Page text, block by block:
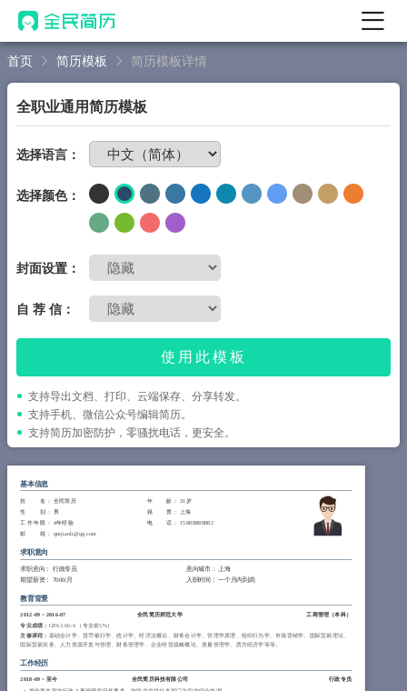
首页
AI 简历工具
AI 优化简历
AI 翻译简历
AI 诊断简历
AI 模拟面试
面试自我介绍
简历教程
登录 / 注册
首页 简历模板 简历模板详情
全职业通用简历模板
选择语言：
选择颜色：
封面设置：
自 荐 信：
使用此模板
支持导出文档、打印、云端保存、分享转发。
支持手机、微信公众号编辑简历。
支持简历加密防护，零骚扰电话，更安全。
基本信息
姓 名 ： 全民简历 年 龄 ： 31岁
性 别 ： 男 籍 贯 ： 上海
工作年限 ： 4年经验 电 话 ： 15888888882
邮 箱 ： qmjianli@qq.com
求职意向
求职意向： 行政专员 意向城市： 上海
期望薪资： 7000/月 入职时间：一个月内到岗
教育背景
2012-09 ~ 2016-07 全民简历师范大学 工商管理（本科）
专业成绩： GPA 3.66/4 （专业前5%）
主修课程： 基础会计学、货币银行学、统计学、经济法概论、财务会计学、管理学原理、组织行为学、市场营销学、国际贸易理论、
国际贸易实务、人力资源开发与管理、财务管理学、企业经营战略概论、质量管理学、西方经济学等等。
工作经历
2018-09 ~ 至今 全民简历科技有限公司 行政专员